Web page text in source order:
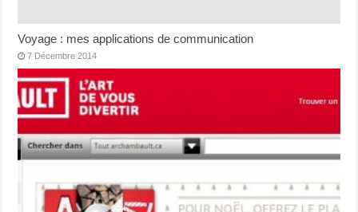
Voyage : mes applications de communication
7 Décembre 2014